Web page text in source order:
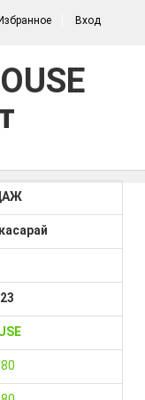
Избранное Вход